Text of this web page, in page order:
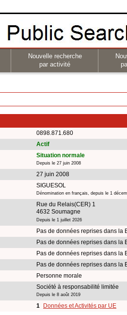
Nouvelle recherche
par activité
0898.871.680
Actif
Situation normale
Depuis le 27 juin 2008
27 juin 2008
SIGUESOL
Dénomination en français, depuis le 1
Rue du Relais(CER) 1
4632 Soumagne
Depuis le 1 juillet 2026
Pas de données reprises dans la
Pas de données reprises dans la
Pas de données reprises dans la
Pas de données reprises dans la
Personne morale
Société à responsabilité limitée
Depuis le 8 août 2019
1 Données et Activités par UE